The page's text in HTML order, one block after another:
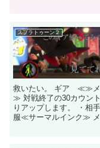
スプラトゥーン２
救いたい。 ギア ≪≫メ
≫ 対戦終了の30カウン
りアップします。 ・相
服≪サーマルインク≫